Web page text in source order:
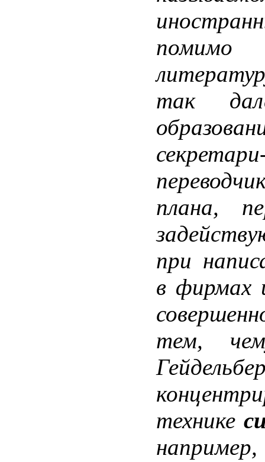
помимо
так
плана,
при
в фирмах
тем,
технике